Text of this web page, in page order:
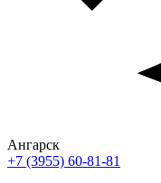
Ангарск
+7 (3955) 60-81-81